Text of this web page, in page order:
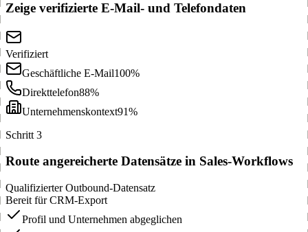
Zeige verifizierte E-Mail- und Telefondaten
Verifiziert
Geschäftliche E-Mail100%
Direkttelefon88%
Unternehmenskontext91%
Schritt 3
Route angereicherte Datensätze in Sales-Workflows
Qualifizierter Outbound-Datensatz
Bereit für CRM-Export
Profil und Unternehmen abgeglichen